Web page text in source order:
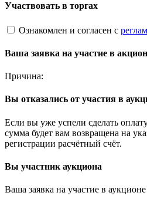
Участвовать в торгах
Ознакомлен и согласен с
Ваша заявка на участие в
Причина:
Вы отказались от участия в
Если вы уже успели сделать
сумма будет вам возвращена на
регистрации расчётный счёт.
Вы участник аукциона
Ваша заявка на участие в